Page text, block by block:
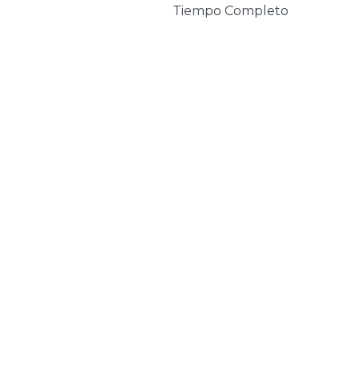
Tiempo Completo